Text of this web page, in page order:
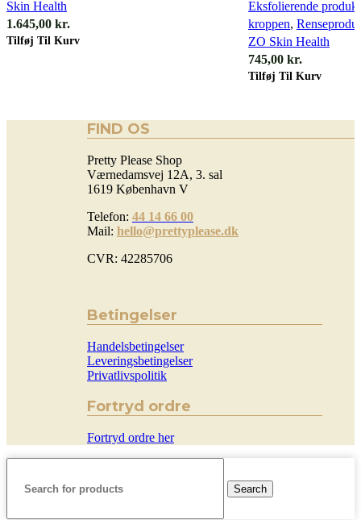
Skin Health
1.645,00 kr.
Tilføj Til Kurv
Eksfolierende
kroppen,
ZO Skin Health
745,00 kr.
Tilføj Til Kurv
FIND OS
Pretty Please Shop
Værnedamsvej 12A, 3. sal
1619 København V
Telefon: 44 14 66 00
Mail: hello@prettyplease.dk
CVR: 42285706
Betingelser
Handelsbetingelser
Leveringsbetingelser
Privatlivspolitik
Fortryd ordre
Fortryd ordre her
Search